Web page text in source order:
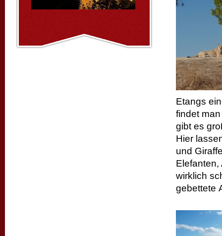
Etangs
findet
gibt es
Hier
und
Elefanten,
wirklich
gebettete